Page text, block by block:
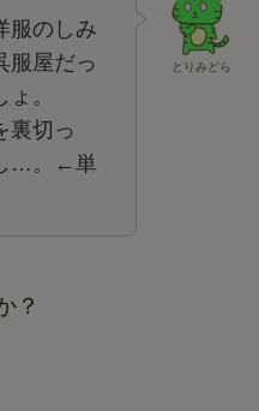
とりみどら
服のしみ
服屋だっ
。
裏切っ
…。←単
？